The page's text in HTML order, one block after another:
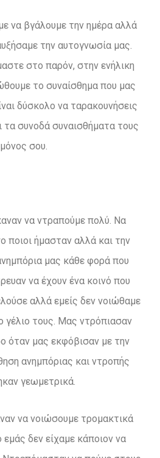
να βγάλουμε την ημέρα αλλά
την αυτογνωσία μας.
στο παρόν, στην ενήλικη
το συναίσθημα που μας
δύσκολο να ταρακουνήσεις
τα συνοδά συναισθήματα τους
μόνος σου.
να ντραπούμε πολύ. Να
ποιοι ήμασταν αλλά και την
μας κάθε φορά που
να έχουν ένα κοινό που
αλλά εμείς δεν νοιώθαμε
γέλιο τους. Μας ντρόπιασαν
όταν μας εκφόβισαν με την
ανημπόριας και ντροπής
γεωμετρικά.
να νοιώσουμε τρομακτικά
δεν είχαμε κάποιον να